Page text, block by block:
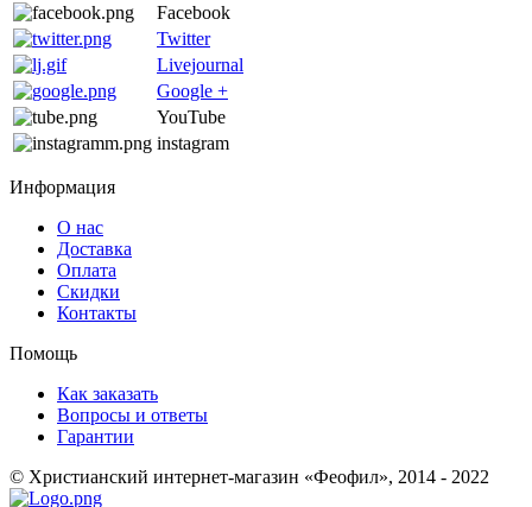
Facebook
Twitter
Livejournal
Google +
YouTube
instagram
Информация
О нас
Доставка
Оплата
Скидки
Контакты
Помощь
Как заказать
Вопросы и ответы
Гарантии
© Христианский интернет-магазин «Феофил», 2014 - 2022